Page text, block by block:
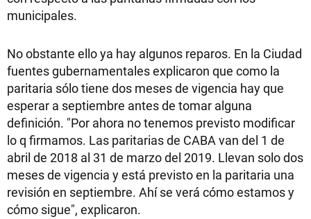
municipales.
No obstante ello ya hay algunos reparos. En la Ciudad
fuentes gubernamentales explicaron que como la
paritaria sólo tiene dos meses de vigencia hay que
esperar a septiembre antes de tomar alguna
definición. "Por ahora no tenemos previsto modificar
lo q firmamos. Las paritarias de CABA van del 1 de
abril de 2018 al 31 de marzo del 2019. Llevan solo dos
meses de vigencia y está previsto en la paritaria una
revisión en septiembre. Ahí se verá cómo estamos y
cómo sigue", explicaron.